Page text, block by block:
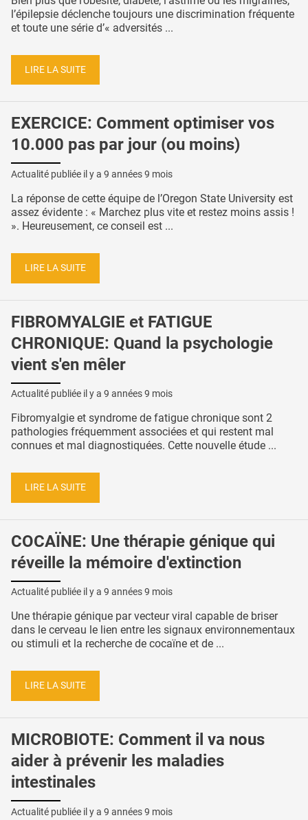
l’épilepsie déclenche toujours une discrimination fréquente
et toute une série d’« adversités ...
LIRE LA SUITE
EXERCICE: Comment optimiser vos
10.000 pas par jour (ou moins)
Actualité publiée il y a 9 années 9 mois
La réponse de cette équipe de l’Oregon State University est
assez évidente : « Marchez plus vite et restez moins assis !
». Heureusement, ce conseil est ...
LIRE LA SUITE
FIBROMYALGIE et FATIGUE
CHRONIQUE: Quand la psychologie
vient s'en mêler
Actualité publiée il y a 9 années 9 mois
Fibromyalgie et syndrome de fatigue chronique sont 2
pathologies fréquemment associées et qui restent mal
connues et mal diagnostiquées. Cette nouvelle étude ...
LIRE LA SUITE
COCAÏNE: Une thérapie génique qui
réveille la mémoire d'extinction
Actualité publiée il y a 9 années 9 mois
Une thérapie génique par vecteur viral capable de briser
dans le cerveau le lien entre les signaux environnementaux
ou stimuli et la recherche de cocaïne et de ...
LIRE LA SUITE
MICROBIOTE: Comment il va nous
aider à prévenir les maladies
intestinales
Actualité publiée il y a 9 années 9 mois